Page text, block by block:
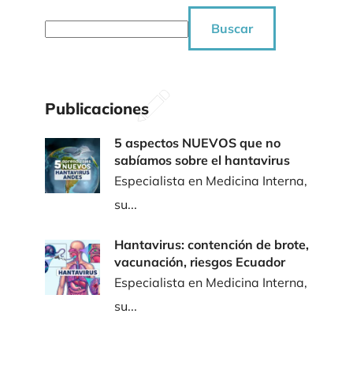
Buscar
Publicaciones
5 aspectos NUEVOS que no
sabíamos sobre el hantavirus
Especialista en Medicina Interna,
su...
Hantavirus: contención de brote,
vacunación, riesgos Ecuador
Especialista en Medicina Interna,
su...